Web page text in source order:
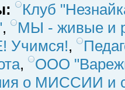
Клуб
,
МЫ - живые и
Учимся!,
,
ООО
о МИССИИ и